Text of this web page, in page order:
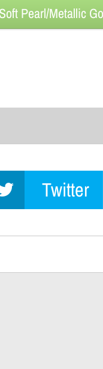
Pearl/Metallic
Twitter